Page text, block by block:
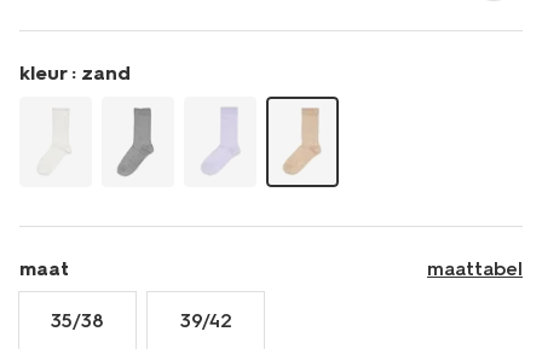
kleur : zand
maat maattabel
35/38 39/42